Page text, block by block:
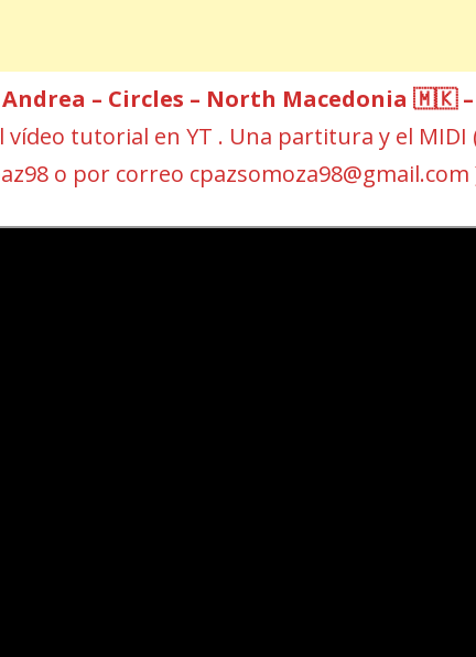
Andrea – Circles – North Macedonia 🇲🇰 –
vídeo tutorial en YT . Una partitura y el MIDI
o por correo cpazsomoza98@gmail.com